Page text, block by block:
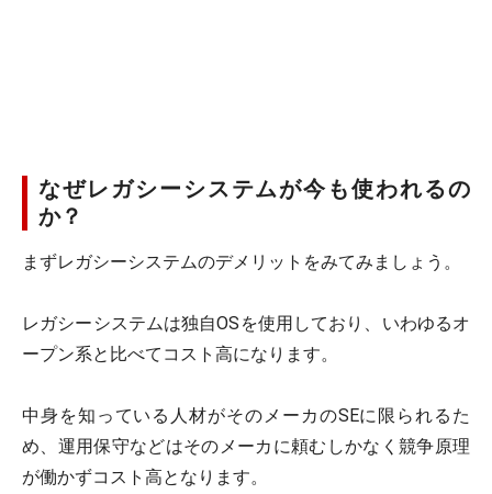
なぜレガシーシステムが今も使われるの
か？
まずレガシーシステムのデメリットをみてみましょう。
レガシーシステムは独自OSを使用しており、いわゆるオ
ープン系と比べてコスト高になります。
中身を知っている人材がそのメーカのSEに限られるた
め、運用保守などはそのメーカに頼むしかなく競争原理
が働かずコスト高となります。